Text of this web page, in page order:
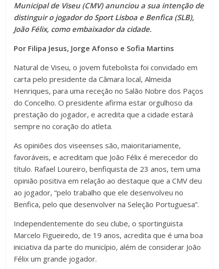
Municipal de Viseu (CMV) anunciou a sua intenção de
distinguir o jogador do Sport Lisboa e Benfica (SLB),
João Félix, como embaixador da cidade.
Por Filipa Jesus, Jorge Afonso e Sofia Martins
Natural de Viseu, o jovem futebolista foi convidado em
carta pelo presidente da Câmara local, Almeida
Henriques, para uma receção no Salão Nobre dos Paços
do Concelho. O presidente afirma estar orgulhoso da
prestação do jogador, e acredita que a cidade estará
sempre no coração do atleta.
As opiniões dos viseenses são, maioritariamente,
favoráveis, e acreditam que João Félix é merecedor do
título. Rafael Loureiro, benfiquista de 23 anos, tem uma
opinião positiva em relação ao destaque que a CMV deu
ao jogador, “pelo trabalho que ele desenvolveu no
Benfica, pelo que desenvolver na Seleção Portuguesa”.
Independentemente do seu clube, o sportinguista
Marcelo Figueiredo, de 19 anos, acredita que é uma boa
iniciativa da parte do município, além de considerar João
Félix um grande jogador.